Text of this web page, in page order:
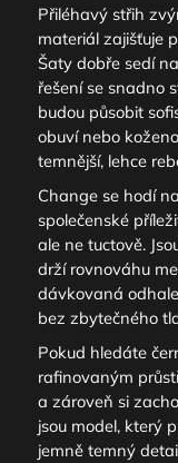
Přiléhavý střih
materiál zajišťuje
Šaty dobře sedí
řešení se snadno
budou působit
obuví nebo
temnější, lehce
Change se hodí
společenské
ale ne tuctově.
drží rovnováhu
dávkovaná
bez zbytečného
Pokud hledáte
rafinovaným
a zároveň si
jsou model, který
jemně temný